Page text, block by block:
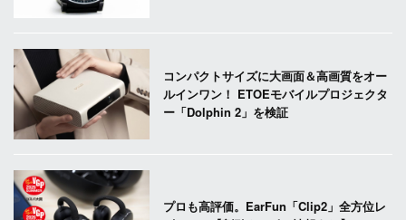
コンパクトサイズに大画面＆高画質をオー
ルインワン！ ETOEモバイルプロジェクタ
ー「Dolphin 2」を検証
プロも高評価。EarFun「Clip2」全方位レ